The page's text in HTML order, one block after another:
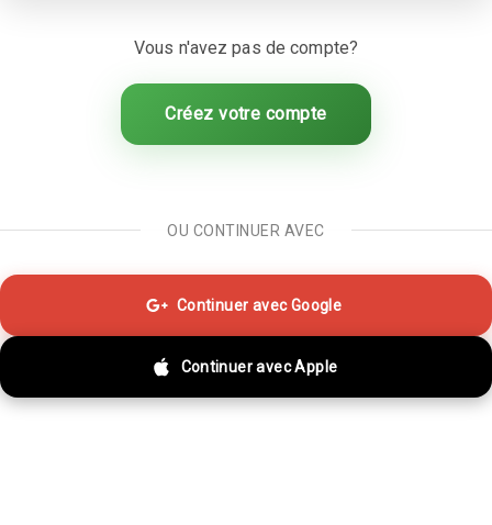
Vous n'avez pas de compte?
Créez votre compte
OU CONTINUER AVEC
Continuer avec Google
Continuer avec Apple